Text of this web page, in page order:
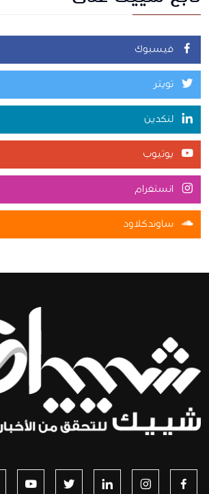
فيسبوك
تويتر
لنكدين
يوتيوب
انستغرام
ساوندكلاود